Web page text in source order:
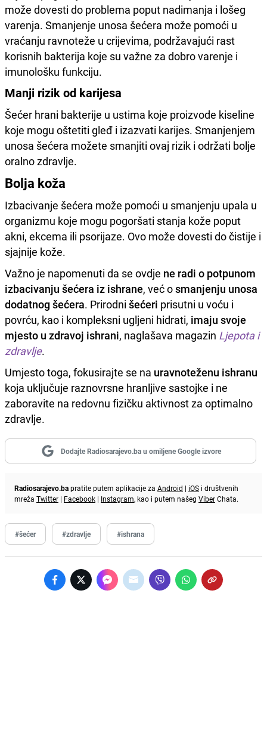
može dovesti do problema poput nadimanja i lošeg
varenja. Smanjenje unosa šećera može pomoći u
vraćanju ravnoteže u crijevima, podržavajući rast
korisnih bakterija koje su važne za dobro varenje i
imunološku funkciju.
Manji rizik od karijesa
Šećer hrani bakterije u ustima koje proizvode kiseline
koje mogu oštetiti gleđ i izazvati karijes. Smanjenjem
unosa šećera možete smanjiti ovaj rizik i održati bolje
oralno zdravlje.
Bolja koža
Izbacivanje šećera može pomoći u smanjenju upala u
organizmu koje mogu pogoršati stanja kože poput
akni, ekcema ili psorijaze. Ovo može dovesti do čistije i
sjajnije kože.
Važno je napomenuti da se ovdje ne radi o potpunom
izbacivanju šećera iz ishrane, već osmanjenju unosa
dodatnog šećera. Prirodni šećeri prisutni u voću i
povrću, kao i kompleksni ugljeni hidrati, imaju svoje
mjesto u zdravoj ishrani, naglašava magazin Ljepota i
zdravlje.
Umjesto toga, fokusirajte se na uravnoteženu ishranu
koja uključuje raznovrsne hranljive sastojke i ne
zaboravite na redovnu fizičku aktivnost za optimalno
zdravlje.
Dodajte Radiosarajevo.ba u omiljene Google izvore
Radiosarajevo.bapratite putem aplikacije za Android | iOS i društvenih
mreža Twitter | Facebook | Instagram, kao i putem našeg ViberChata.
#šećer #zdravlje #ishrana